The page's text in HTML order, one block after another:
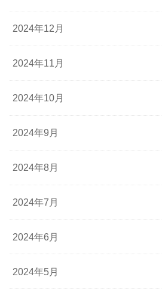
2024年12月
2024年11月
2024年10月
2024年9月
2024年8月
2024年7月
2024年6月
2024年5月